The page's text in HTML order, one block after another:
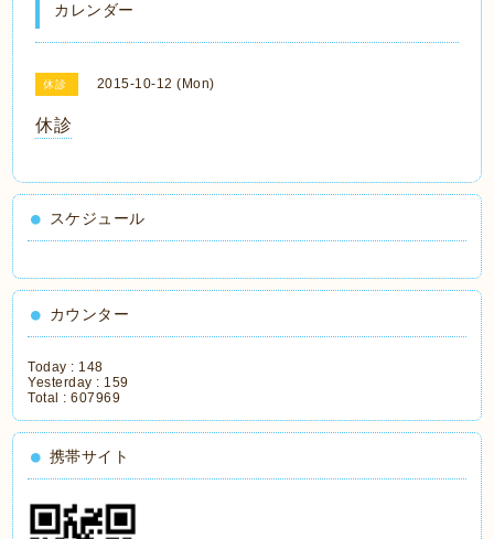
カレンダー
休診 2015-10-12 (Mon)
休診
スケジュール
カウンター
Today : 148
Yesterday : 159
Total :607969
携帯サイト